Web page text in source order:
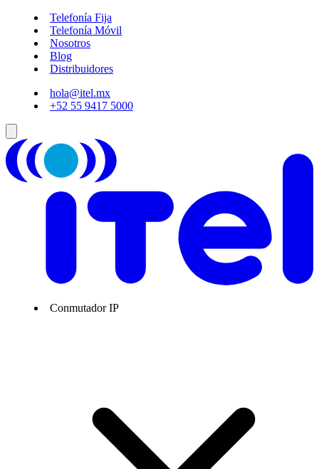
Telefonía Fija
Telefonía Móvil
Nosotros
Blog
Distribuidores
hola@itel.mx
+52 55 9417 5000
Conmutador IP